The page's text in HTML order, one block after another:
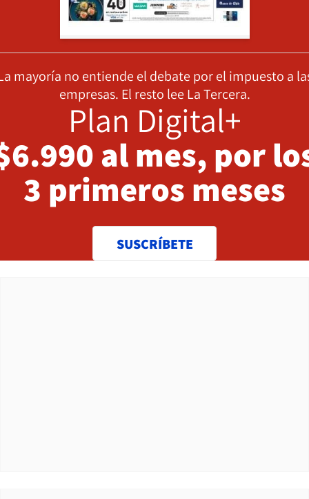
mayoría no entiende el debate por el impuesto a
empresas. El resto lee La Tercera.
Plan Digital+
al mes, por
3 primeros meses
SUSCRÍBETE